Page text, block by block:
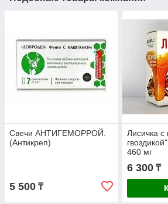
Свечи АНТИГЕМОРРОЙ.
(Антикреп)
5 500 ₸
Лисичка с
460 мг
6 300₸